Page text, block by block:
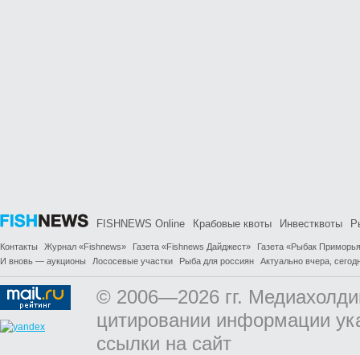
FISHNEWS Online Крабовые квоты Инвестквоты
Контакты Журнал «Fishnews» Газета «Fishnews Дайджест»
Газета «Рыбак
И вновь — аукционы
Лососевые участки Рыба для россиян Актуально вчера,
© 2006—2026 гг.
цитировании информации
ссылки на сайт